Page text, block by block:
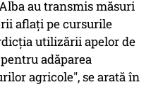
au transmis măsuri
aflaţi pe cursurile
utilizării apelor de
adăparea
agricole", se arată în